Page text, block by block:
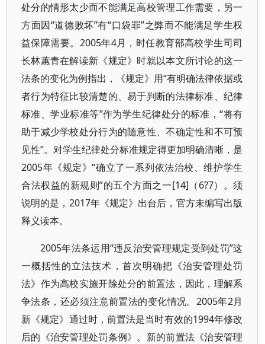
处分的情形太少而不能满足高校管理工作需要，另一
方面因“道德败坏”有“口袋罪”之弊而不能满足学生权
益保障需要。2005年4月，时任教育部高校学生司司
长林蕙青在解读新《规定》时就以本文所讨论的这一
法条的变化为例指出，《规定》用“有明确法律依据或
者行为特征比较清楚的、易于判断的法律标准、纪律
标准、学业标准等”作为学生纪律处分的标准，“将有
助于减少学校处分行为的随意性、不确定性和不可预
见性”。对学生纪律处分标准规定得更加明确清晰，是
2005年《规定》“确立了一系列依法治校、维护学生
合法权益的新规则”的五个方面之一[14]（6?7）。须
说明的是，2017年《规定》出台后，官方未编写出版
释义读本。
2005年法条运用“违反治安管理规定受到处罚”这
一概括性的立法技术，首次明确把《治安管理处罚
法》作为高校实施开除处分的前置法，因此，理解系
争法条，还必须注意前置法的变化情况。2005年2月
新《规定》通过时，前置法是当时有效的1994年修改
后的《治安管理处罚条例》。新的前置法《治安管理